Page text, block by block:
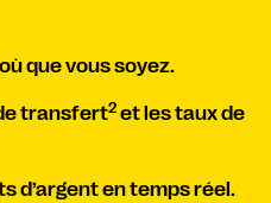
que vous soyez.
transfert2 et les taux de
d’argent en temps réel.